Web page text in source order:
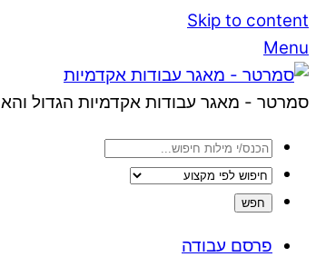
Skip to content
Menu
סמרטר - מאגר עבודות אקדמיות הגדול
פרסם עבודה